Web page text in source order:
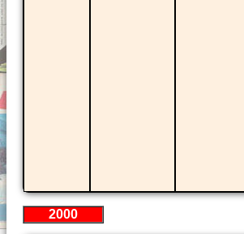
2000